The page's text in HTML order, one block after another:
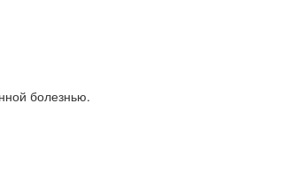
болезнью.